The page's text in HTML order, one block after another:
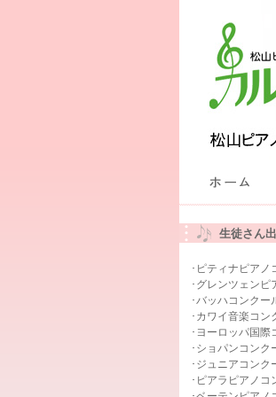
生徒さん
･ピティナピアノ
･グレンツェンピ
･バッハコンクー
･カワイ音楽コン
･ヨーロッパ国際
･ショパンコンク
･ジュニアコンク
･ピアラピアノコ